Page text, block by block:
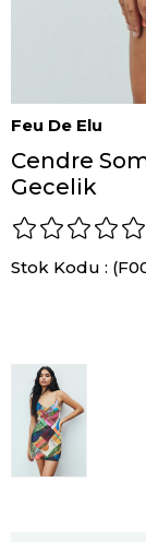
Feu De Elu
Cendre
Gecelik
Stok Kodu